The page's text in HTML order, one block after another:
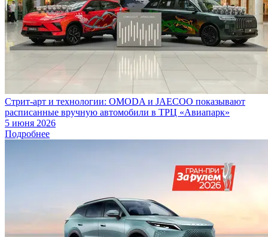
Стрит-арт и технологии: OMODA и JAECOO показывают
расписанные вручную автомобили в ТРЦ «Авиапарк»
5 июня 2026
Подробнее